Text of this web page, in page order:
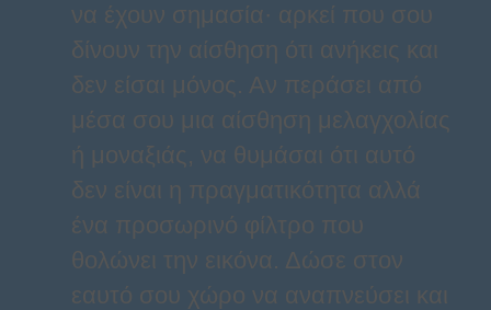
να έχουν σημασία· αρκεί που σου
δίνουν την αίσθηση ότι ανήκεις και
δεν είσαι μόνος. Αν περάσει από
μέσα σου μια αίσθηση μελαγχολίας
ή μοναξιάς, να θυμάσαι ότι αυτό
δεν είναι η πραγματικότητα αλλά
ένα προσωρινό φίλτρο που
θολώνει την εικόνα. Δώσε στον
εαυτό σου χώρο να αναπνεύσει και